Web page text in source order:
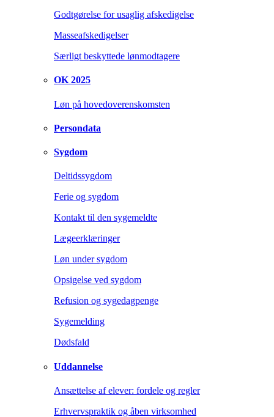
Godtgørelse for usaglig afskedigelse
Masseafskedigelser
Særligt beskyttede lønmodtagere
OK 2025
Løn på hovedoverenskomsten
Persondata
Sygdom
Deltidssygdom
Ferie og sygdom
Kontakt til den sygemeldte
Lægeerklæringer
Løn under sygdom
Opsigelse ved sygdom
Refusion og sygedagpenge
Sygemelding
Dødsfald
Uddannelse
Ansættelse af elever: fordele og regler
Erhvervspraktik og åben virksomhed